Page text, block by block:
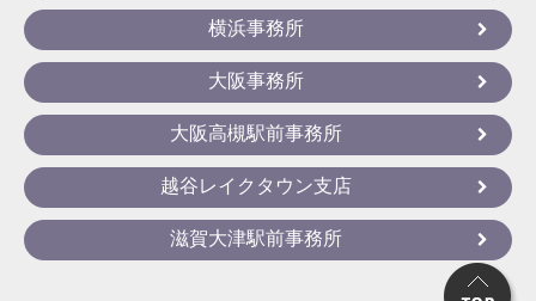
横浜事務所
大阪事務所
大阪高槻駅前事務所
越谷レイクタウン支店
滋賀大津駅前事務所